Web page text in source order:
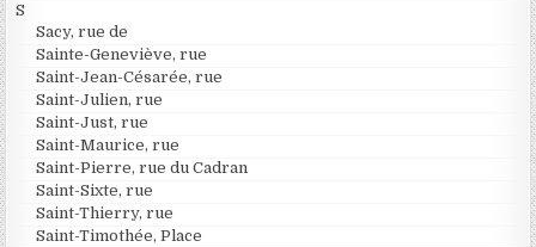
S
Sacy, rue de
Sainte-Geneviève, rue
Saint-Jean-Césarée, rue
Saint-Julien, rue
Saint-Just, rue
Saint-Maurice, rue
Saint-Pierre, rue du Cadran
Saint-Sixte, rue
Saint-Thierry, rue
Saint-Timothée, Place